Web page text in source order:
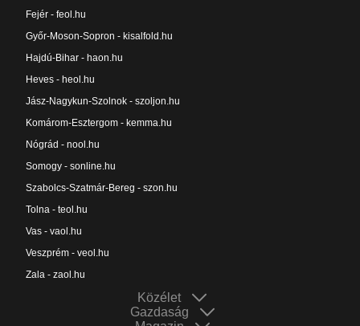
Fejér - feol.hu
Győr-Moson-Sopron - kisalfold.hu
Hajdú-Bihar - haon.hu
Heves - heol.hu
Jász-Nagykun-Szolnok - szoljon.hu
Komárom-Esztergom - kemma.hu
Nógrád - nool.hu
Somogy - sonline.hu
Szabolcs-Szatmár-Bereg - szon.hu
Tolna - teol.hu
Vas - vaol.hu
Veszprém - veol.hu
Zala - zaol.hu
Közélet
Gazdaság